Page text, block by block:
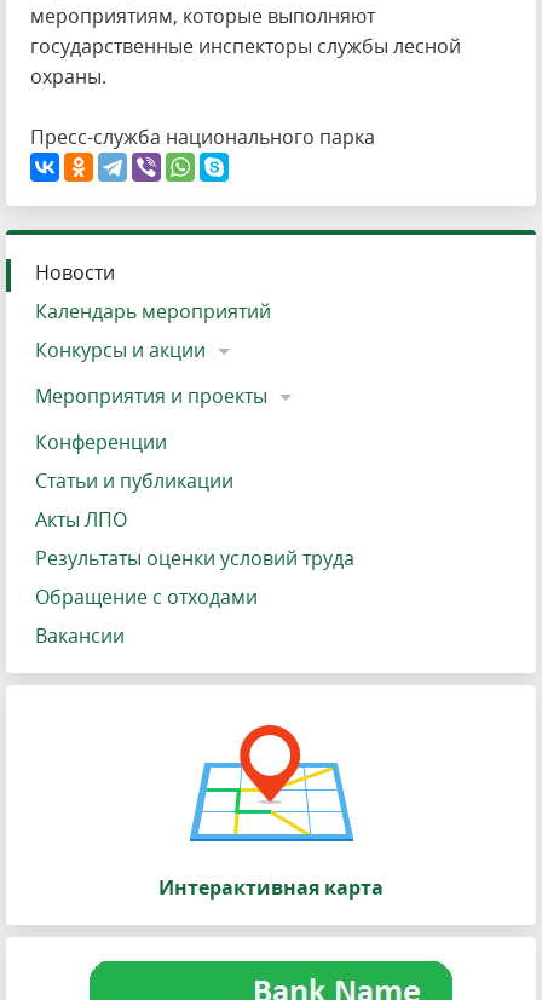
мероприятиям, которые выполняют
государственные инспекторы службы лесной
охраны.
Пресс-служба национального парка
Новости
Календарь мероприятий
Конкурсы и акции
Мероприятия и проекты
Конференции
Статьи и публикации
Акты ЛПО
Результаты оценки условий труда
Обращение с отходами
Вакансии
Интерактивная карта